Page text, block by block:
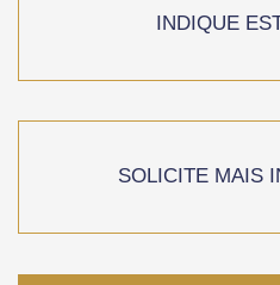
INDIQUE
SOLICITE MAIS